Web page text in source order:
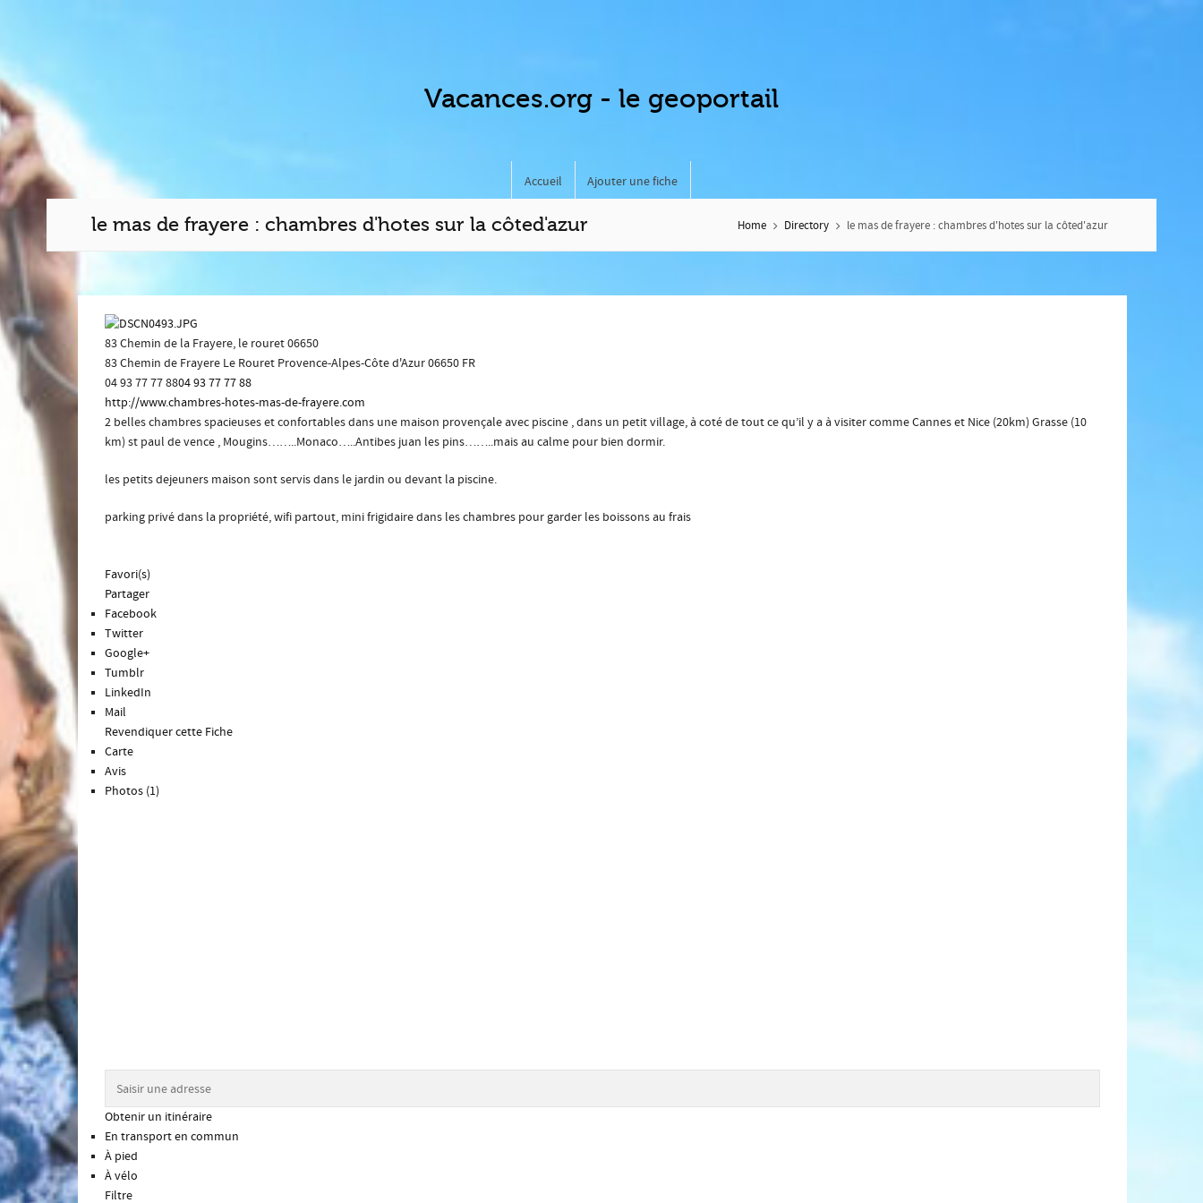
Vacances.org - le geoportail
Accueil Ajouter une fiche
le mas de frayere : chambres d'hotes sur la côted'azur Home Directory le mas de frayere : chambres d'hotes sur la côted'azur
83 Chemin de la Frayere, le rouret 06650
83 Chemin de Frayere Le Rouret Provence-Alpes-Côte d'Azur06650 FR
04 93 77 77 8804 93 77 77 88
http://www.chambres-hotes-mas-de-frayere.com
2 belles chambres spacieuses et confortables dans une maison provençale avec piscine , dans un petit village, à coté de tout ce qu’il y a à visiter comme Cannes et Nice (20km) Grasse (10
km) st paul de vence , Mougins……..Monaco…..Antibes juan les pins……..mais au calme pour bien dormir.
les petits dejeuners maison sont servis dans le jardin ou devant la piscine.
parking privé dans la propriété, wifi partout, mini frigidaire dans les chambres pour garder les boissons au frais
Favori(s)
Partager
Facebook
Twitter
Google+
Tumblr
LinkedIn
Mail
Revendiquer cette Fiche
Carte
Avis
Photos (1)
Obtenir un itinéraire
En transport en commun
À pied
À vélo
Filtre